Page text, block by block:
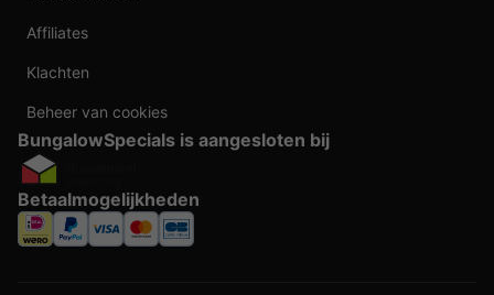
Affiliates
Klachten
Beheer van cookies
BungalowSpecials is aangesloten bij
Betaalmogelijkheden